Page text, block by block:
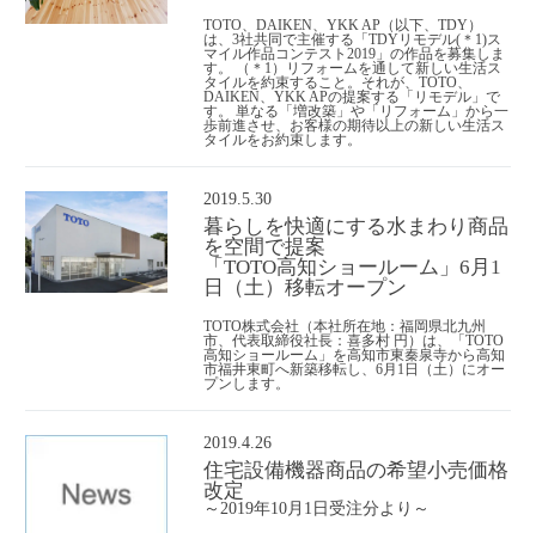
TOTO、DAIKEN、YKK AP（以下、TDY）
は、3社共同で主催する「TDYリモデル(＊1)ス
マイル作品コンテスト2019」の作品を募集しま
す。 （＊1）リフォームを通して新しい生活ス
タイルを約束すること。それが、TOTO、
DAIKEN、YKK APの提案する「リモデル」で
す。 単なる「増改築」や「リフォーム」から一
歩前進させ、お客様の期待以上の新しい生活ス
タイルをお約束します。
2019.5.30
暮らしを快適にする水まわり商品
を空間で提案
「TOTO高知ショールーム」6月1
日（土）移転オープン
TOTO株式会社（本社所在地：福岡県北九州
市、代表取締役社長：喜多村 円）は、「TOTO
高知ショールーム」を高知市東秦泉寺から高知
市福井東町へ新築移転し、6月1日（土）にオー
プンします。
2019.4.26
住宅設備機器商品の希望小売価格
改定
～2019年10月1日受注分より～